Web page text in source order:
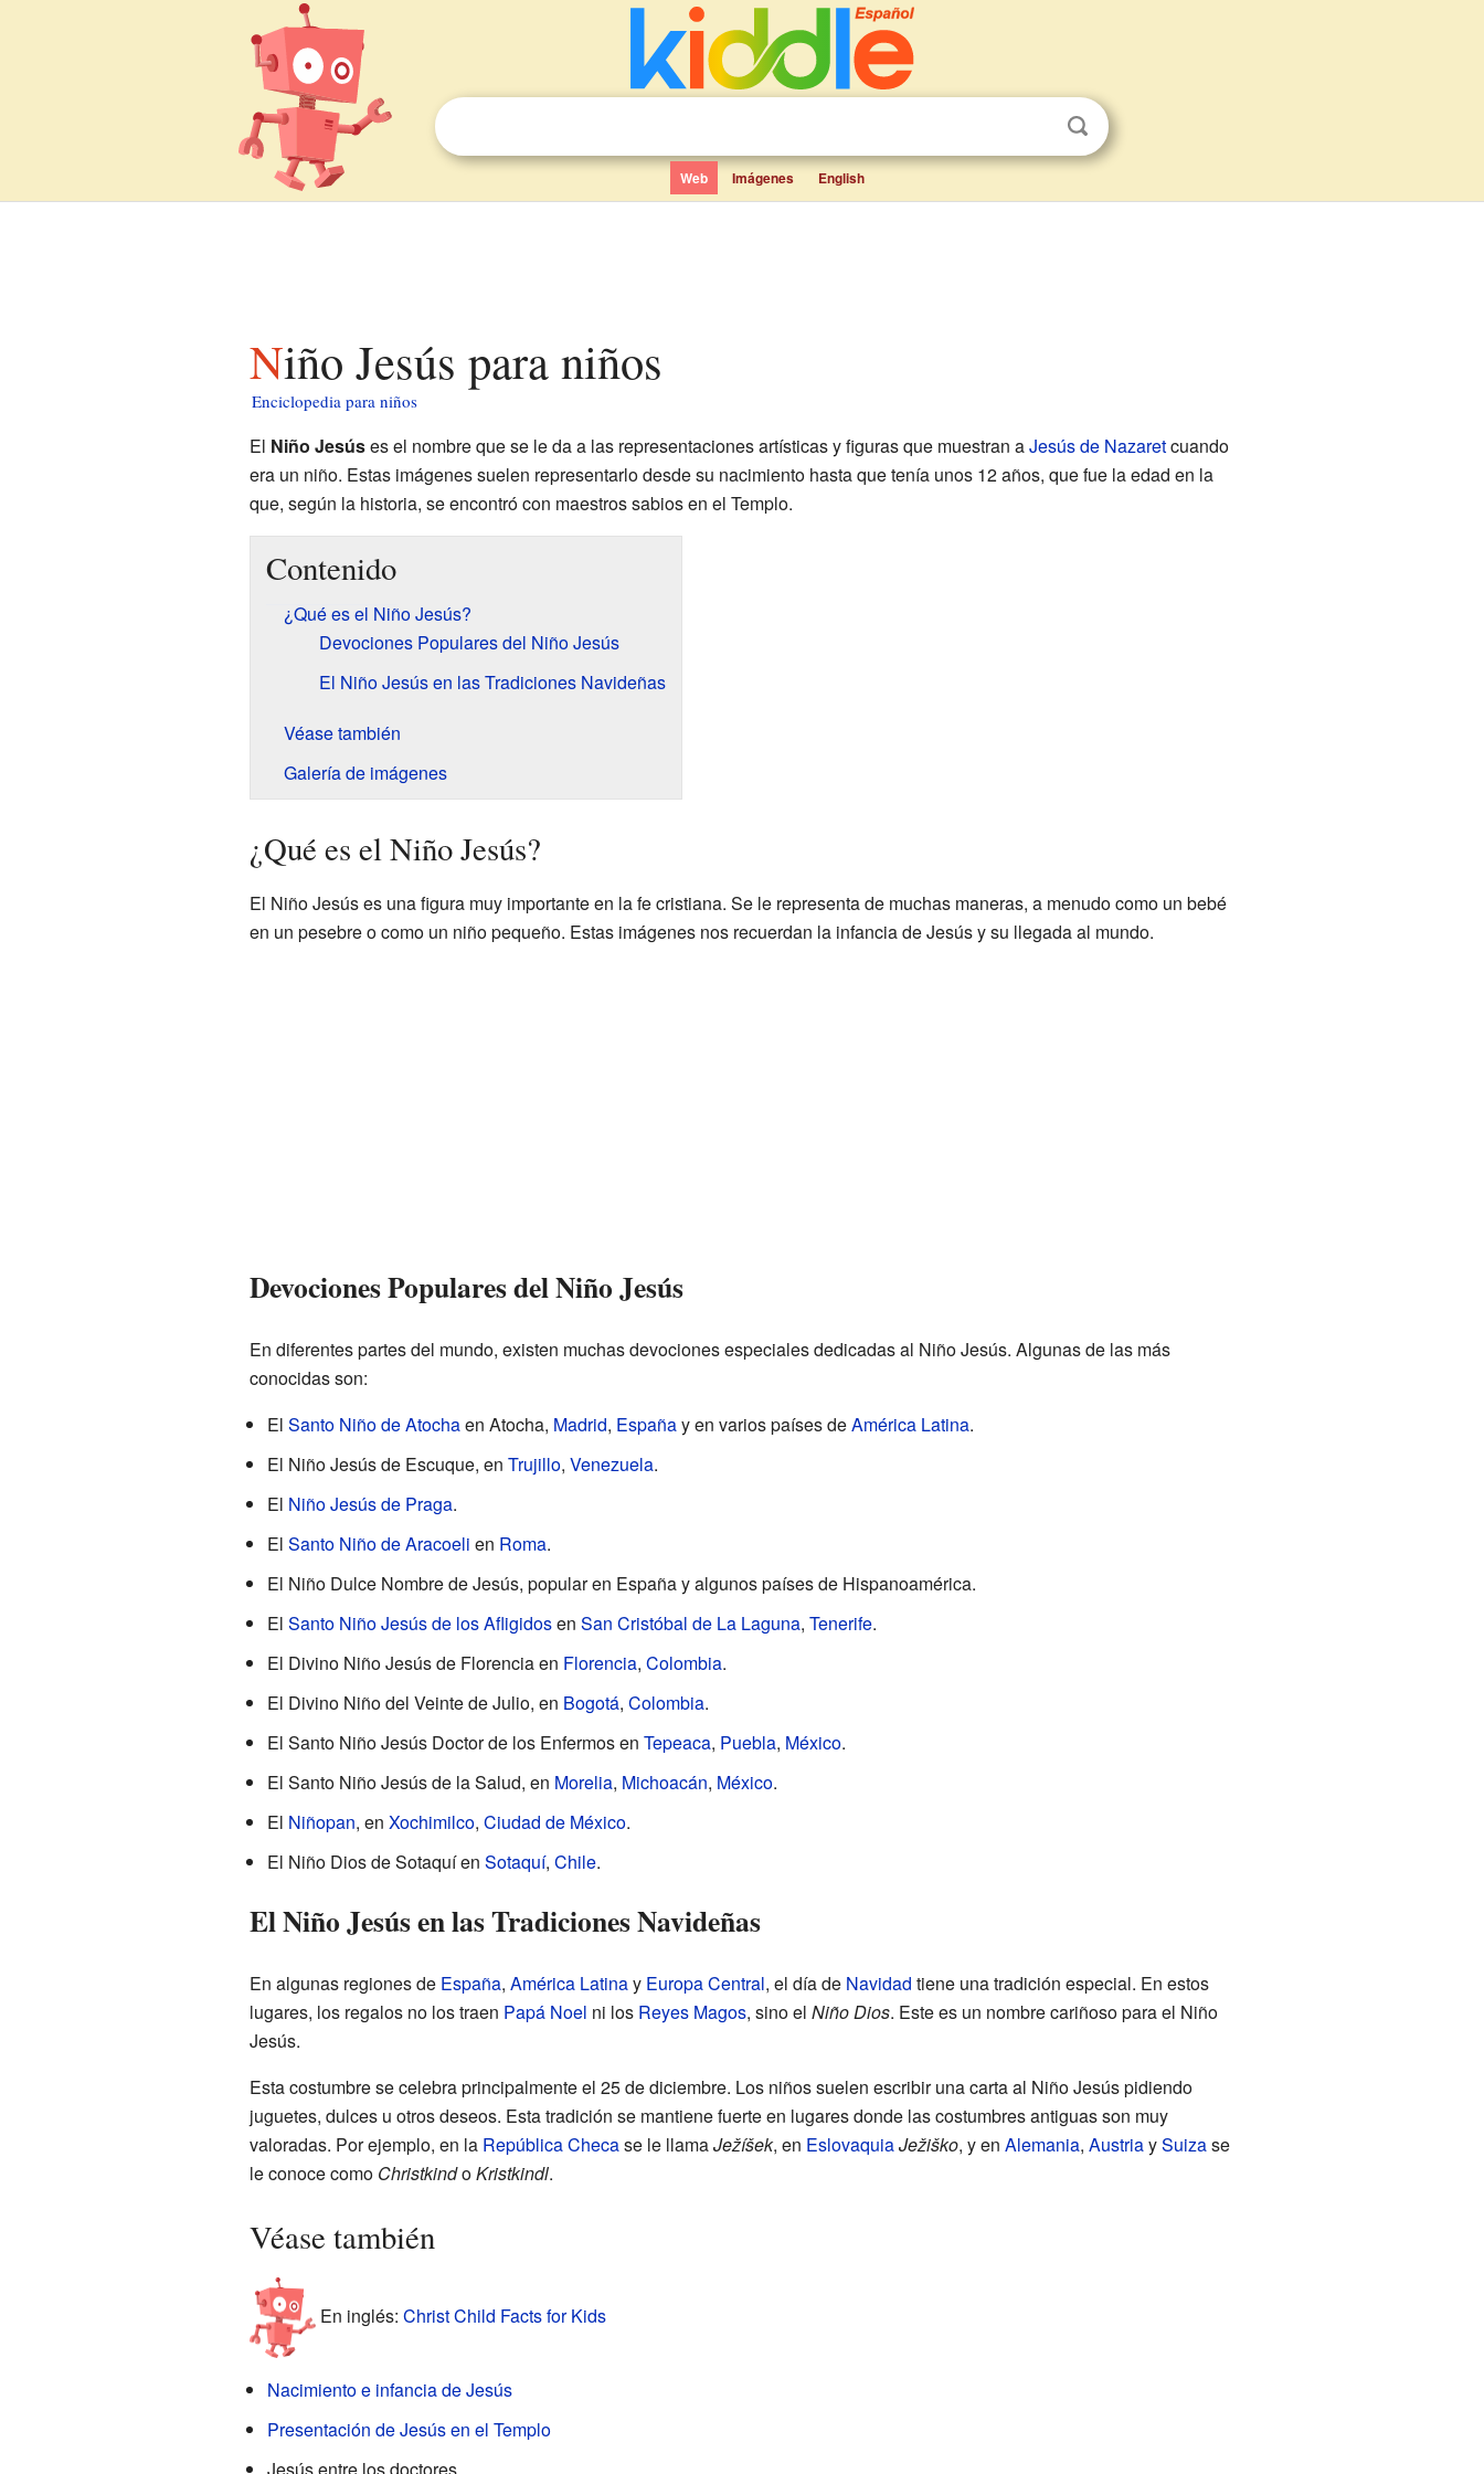
Web Imágenes English
Niño Jesús para niños
Enciclopedia para niños
El Niño Jesúses el nombre que se le da a las representaciones artísticas y figuras que muestran aJesús de Nazaretcuando
era un niño. Estas imágenes suelen representarlo desde su nacimiento hasta que tenía unos 12 años, que fue la edad en la
que, según la historia, se encontró con maestros sabios en el Templo.
Contenido
¿Qué es el Niño Jesús?
Devociones Populares del Niño Jesús
El Niño Jesús en las Tradiciones Navideñas
Véase también
Galería de imágenes
¿Qué es el Niño Jesús?
El Niño Jesús es una figura muy importante en la fe cristiana. Se le representa de muchas maneras, a menudo como un bebé
en un pesebre o como un niño pequeño. Estas imágenes nos recuerdan la infancia de Jesús y su llegada al mundo.
Devociones Populares del Niño Jesús
En diferentes partes del mundo, existen muchas devociones especiales dedicadas al Niño Jesús. Algunas de las más
conocidas son:
El Santo Niño de Atochaen Atocha, Madrid, Españay en varios países deAmérica Latina.
El Niño Jesús de Escuque, en Trujillo, Venezuela.
El Niño Jesús de Praga.
El Santo Niño de Aracoeli en Roma.
El Niño Dulce Nombre de Jesús, popular en España y algunos países de Hispanoamérica.
El Santo Niño Jesús de los Afligidosen San Cristóbal de La Laguna, Tenerife.
El Divino Niño Jesús de Florencia en Florencia, Colombia.
El Divino Niño del Veinte de Julio, en Bogotá, Colombia.
El Santo Niño Jesús Doctor de los Enfermos en Tepeaca, Puebla, México.
El Santo Niño Jesús de la Salud, en Morelia, Michoacán, México.
El Niñopan, en Xochimilco, Ciudad de México.
El Niño Dios de Sotaquí en Sotaquí, Chile.
El Niño Jesús en las Tradiciones Navideñas
En algunas regiones de España, América Latinay Europa Central, el día de Navidad tiene una tradición especial. En estos
lugares, los regalos no los traen Papá Noel ni los Reyes Magos, sino el Niño Dios. Este es un nombre cariñoso para el Niño
Jesús.
Esta costumbre se celebra principalmente el 25 de diciembre. Los niños suelen escribir una carta al Niño Jesús pidiendo
juguetes, dulces u otros deseos. Esta tradición se mantiene fuerte en lugares donde las costumbres antiguas son muy
valoradas. Por ejemplo, en la República Checase le llamaJežíšek, en EslovaquiaJežiško, y en Alemania, AustriaySuizase
le conoce como ChristkindoKristkindl.
Véase también
En inglés: Christ Child Facts for Kids
Nacimiento e infancia de Jesús
Presentación de Jesús en el Templo